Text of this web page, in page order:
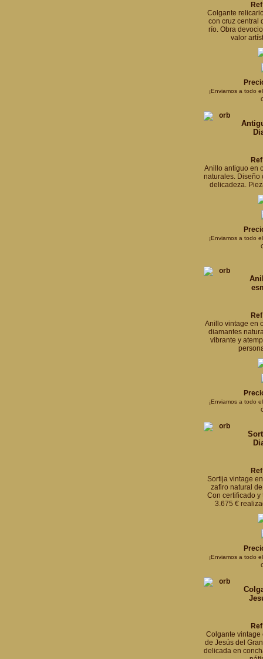
Colgante
con cruz central
río. Obra
valor
¡Enviamos a todo
Anillo antiguo en
naturales. Diseño
delicadeza.
¡Enviamos a todo
Anillo vintage en
diamantes
vibrante y
¡Enviamos a todo
Sortija vintage
zafiro natural
Con certificado
3.675 €
¡Enviamos a todo
Colgante vintage
de Jesús del
delicada en